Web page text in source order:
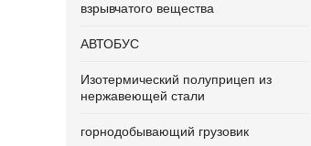
взрывчатого вещества
АВТОБУС
Изотермический полуприцеп из
нержавеющей стали
горнодобывающий грузовик